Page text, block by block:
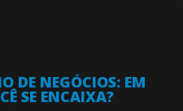
DE NEGÓCIOS: EM
SE ENCAIXA?